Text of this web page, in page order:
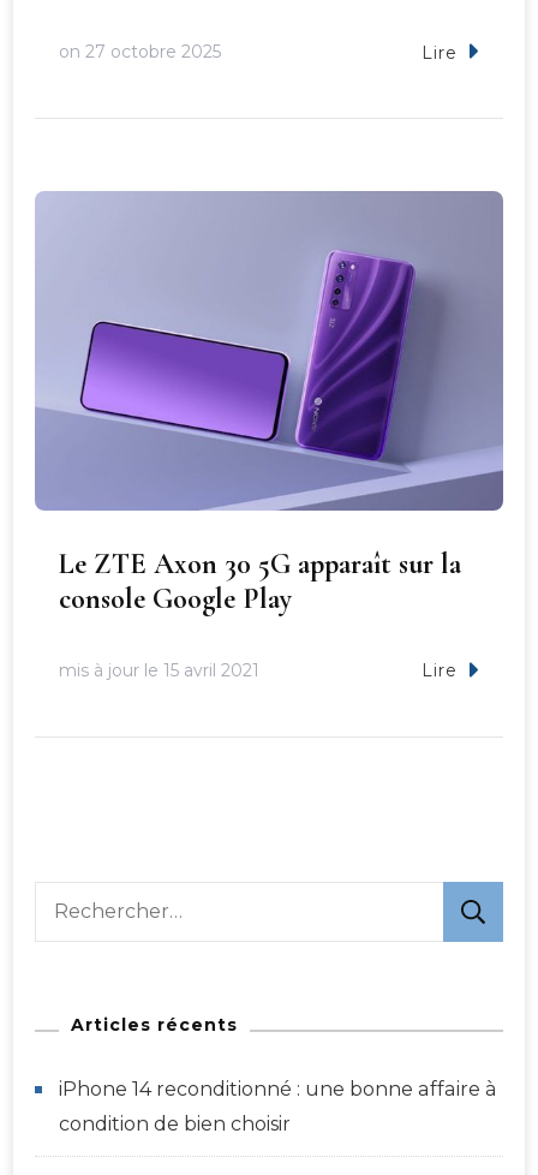
on 27 octobre 2025 Lire
Le ZTE Axon 30 5G apparaît sur la
console Google Play
mis à jour le 15 avril 2021 Lire
Rechercher :
Articles récents
iPhone 14 reconditionné : une bonne affaire à
condition de bien choisir